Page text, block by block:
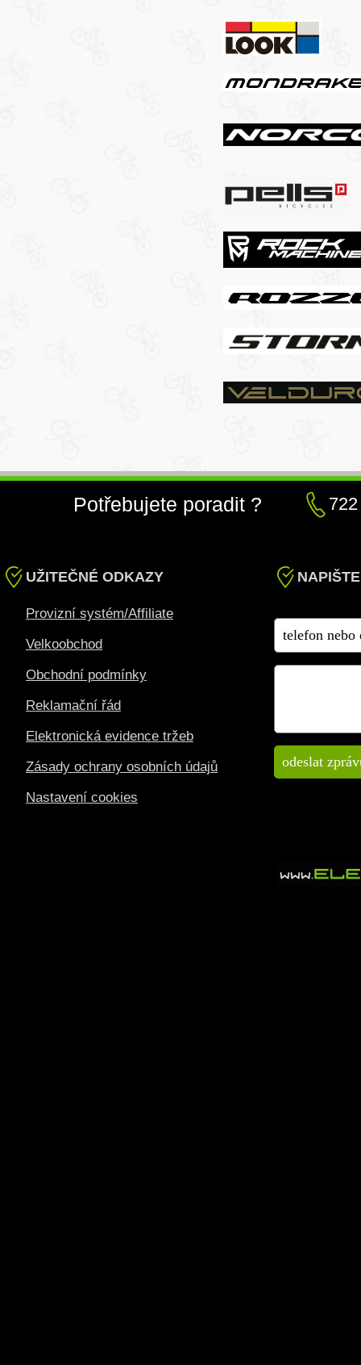
Potřebujete poradit ?
UŽITEČNÉ ODKAZY
Provizní systém/Affiliate
Velkoobchod
Obchodní podmínky
Reklamační řád
Elektronická evidence tržeb
Zásady ochrany osobních údajů
Nastavení cookies